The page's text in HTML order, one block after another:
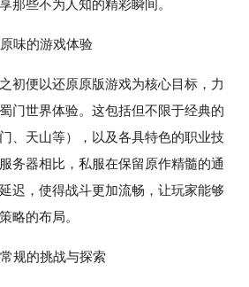
那些不为人知的精彩瞬间。
味的游戏体验
初便以还原原版游戏为核心目标，力
门世界体验。这包括但不限于经典的
、天山等），以及各具特色的职业技
务器相比，私服在保留原作精髓的通
迟，使得战斗更加流畅，让玩家能够
略的布局。
规的挑战与探索